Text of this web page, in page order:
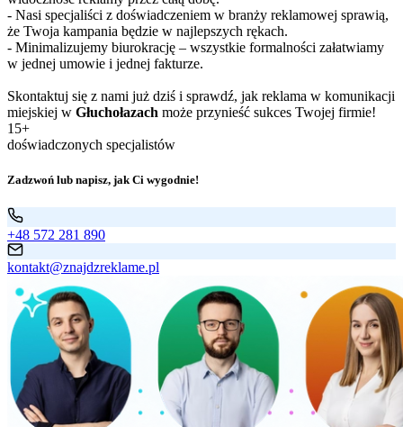
- Nasi specjaliści z doświadczeniem w branży reklamowej sprawią,
że Twoja kampania będzie w najlepszych rękach.
- Minimalizujemy biurokrację – wszystkie formalności załatwiamy
w jednej umowie i jednej fakturze.
Skontaktuj się z nami już dziś i sprawdź, jak reklama w komunikacji
miejskiej w Głuchołazach może przynieść sukces Twojej firmie!
15+
doświadczonych specjalistów
Zadzwoń lub napisz, jak Ci wygodnie!
+48 572 281 890
kontakt@znajdzreklame.pl